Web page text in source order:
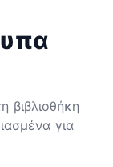
βιβλιοθήκη
για